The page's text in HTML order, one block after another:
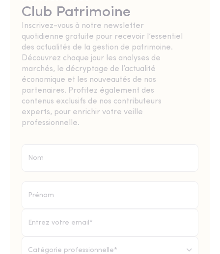
Club Patrimoine
Inscrivez-vous à notre newsletter
quotidienne gratuite pour recevoir l’essentiel
des actualités de la gestion de patrimoine.
Découvrez chaque jour les analyses de
marchés, le décryptage de l’actualité
économique et les nouveautés de nos
partenaires. Profitez également des
contenus exclusifs de nos contributeurs
experts, pour enrichir votre veille
professionnelle.
Catégorie professionnelle*